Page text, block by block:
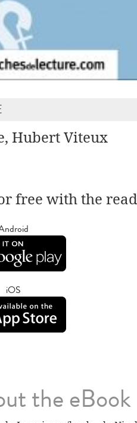
Hubert Viteux
free with the
iOS
the eBook